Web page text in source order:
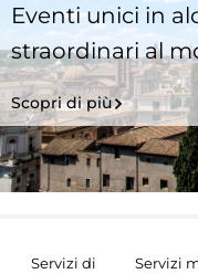
Eventi unici in
straordinari al
Scopri di più
Servizi di
Servizi